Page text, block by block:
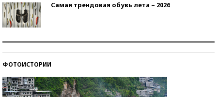
Самая трендовая обувь лета – 2026
ФОТОИСТОРИИ